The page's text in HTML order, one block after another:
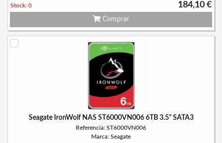
184,10 €
Stock: 0
Comprar
Seagate IronWolf NAS ST6000VN006 6TB 3.5" SATA3
Referencia: ST6000VN006
Marca: Seagate